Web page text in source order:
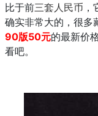
比于前三套人民币
确实非常大的，很多
90版50元的最新价
看吧。